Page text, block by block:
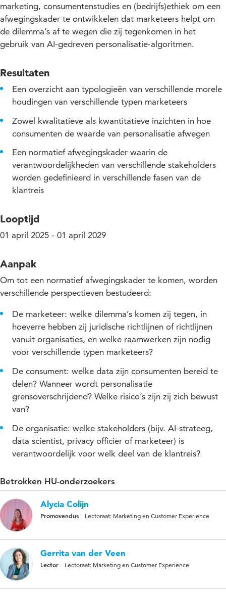
marketing, consumentenstudies en (bedrijfs)ethiek om een
afwegingskader te ontwikkelen dat marketeers helpt om
de dilemma’s af te wegen die zij tegenkomen in het
gebruik van AI-gedreven personalisatie-algoritmen.
Resultaten
Een overzicht aan typologieën van verschillende morele
houdingen van verschillende typen marketeers
Zowel kwalitatieve als kwantitatieve inzichten in hoe
consumenten de waarde van personalisatie afwegen
Een normatief afwegingskader waarin de
verantwoordelijkheden van verschillende stakeholders
worden gedefinieerd in verschillende fasen van de
klantreis
Looptijd
01 april 2025 - 01 april 2029
Aanpak
Om tot een normatief afwegingskader te komen, worden
verschillende perspectieven bestudeerd:
De marketeer: welke dilemma’s komen zij tegen, in
hoeverre hebben zij juridische richtlijnen of richtlijnen
vanuit organisaties, en welke raamwerken zijn nodig
voor verschillende typen marketeers?
De consument: welke data zijn consumenten bereid te
delen? Wanneer wordt personalisatie
grensoverschrijdend? Welke risico’s zijn zij zich bewust
van?
De organisatie: welke stakeholders (bijv. AI-strateeg,
data scientist, privacy officier of marketeer) is
verantwoordelijk voor welk deel van de klantreis?
Betrokken HU-onderzoekers
Alycia Colijn
Promovendus Lectoraat: Marketing en Customer Experience
Gerrita van der Veen
Lector Lectoraat: Marketing en Customer Experience